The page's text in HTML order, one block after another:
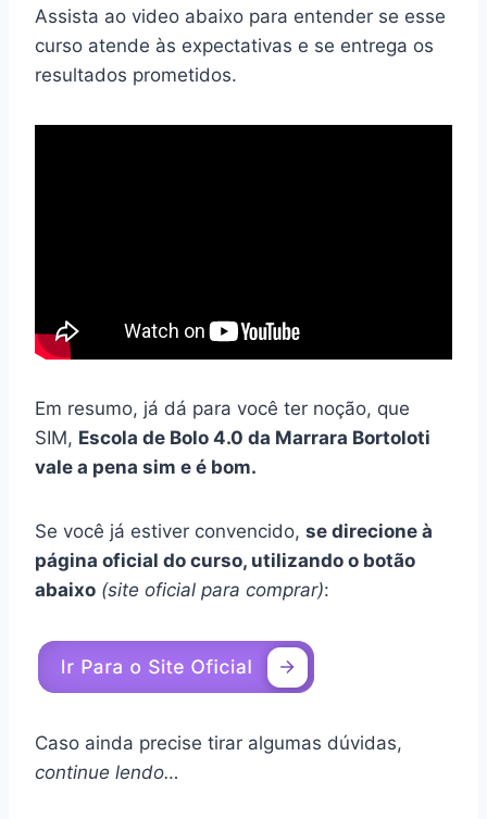
Assista ao video abaixo para entender se esse
curso atende às expectativas e se entrega os
resultados prometidos.
Em resumo, já dá para você ter noção, que
SIM, Escola de Bolo 4.0 da Marrara Bortoloti
vale a pena sim e é bom.
Se você já estiver convencido, se direcione à
página oficial do curso, utilizando o botão
abaixo (site oficial para comprar):
Caso ainda precise tirar algumas dúvidas,
continue lendo…